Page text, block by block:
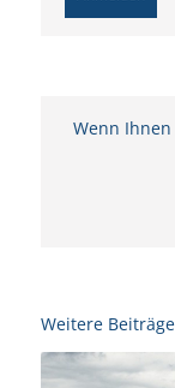
Wenn
Weitere